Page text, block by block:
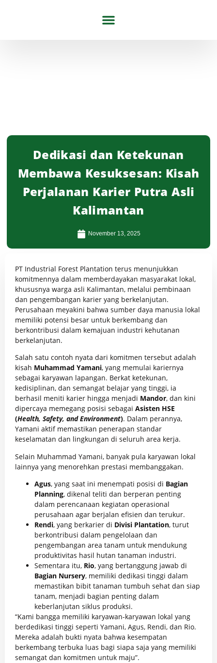
Dedikasi dan Ketekunan
Membawa Kesuksesan: Kisah
Perjalanan Karier Putra Asli
Kalimantan
November 13, 2025
PT Industrial Forest Plantation terus menunjukkan
komitmennya dalam memberdayakan masyarakat lokal,
khususnya warga asli Kalimantan, melalui pembinaan
dan pengembangan karier yang berkelanjutan.
Perusahaan meyakini bahwa sumber daya manusia lokal
memiliki potensi besar untuk berkembang dan
berkontribusi dalam kemajuan industri kehutanan
berkelanjutan.
Salah satu contoh nyata dari komitmen tersebut adalah
kisah Muhammad Yamani, yang memulai kariernya
sebagai karyawan lapangan. Berkat ketekunan,
kedisiplinan, dan semangat belajar yang tinggi, ia
berhasil meniti karier hingga menjadi Mandor, dan kini
dipercaya memegang posisi sebagai Asisten HSE
(Health, Safety, and Environment). Dalam perannya,
Yamani aktif memastikan penerapan standar
keselamatan dan lingkungan di seluruh area kerja.
Selain Muhammad Yamani, banyak pula karyawan lokal
lainnya yang menorehkan prestasi membanggakan.
Agus, yang saat ini menempati posisi di Bagian
Planning, dikenal teliti dan berperan penting
dalam perencanaan kegiatan operasional
perusahaan agar berjalan efisien dan terukur.
Rendi, yang berkarier di Divisi Plantation, turut
berkontribusi dalam pengelolaan dan
pengembangan area tanam untuk mendukung
produktivitas hasil hutan tanaman industri.
Sementara itu, Rio, yang bertanggung jawab di
Bagian Nursery, memiliki dedikasi tinggi dalam
memastikan bibit tanaman tumbuh sehat dan siap
tanam, menjadi bagian penting dalam
keberlanjutan siklus produksi.
“Kami bangga memiliki karyawan-karyawan lokal yang
berdedikasi tinggi seperti Yamani, Agus, Rendi, dan Rio.
Mereka adalah bukti nyata bahwa kesempatan
berkembang terbuka luas bagi siapa saja yang memiliki
semangat dan komitmen untuk maju”.